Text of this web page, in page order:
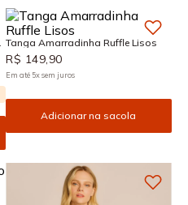
Tanga Amarradinha Ruffle Lisos
R$ 149,90
Em até 5xsem juros
Adicionar na sacola